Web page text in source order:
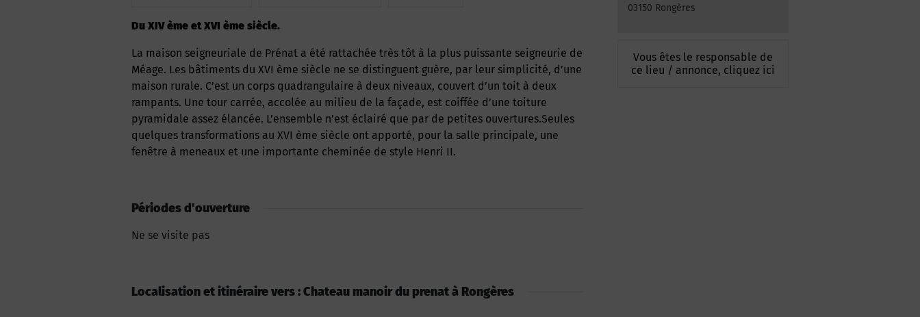
Du XIV ème et XVI ème siècle.
La maison seigneuriale de Prénat a été rattachée très tôt à la plus puissante seigneurie de
Méage. Les bâtiments du XVI ème siècle ne se distinguent guère, par leur simplicité, d’une
maison rurale. C’est un corps quadrangulaire à deux niveaux, couvert d’un toit à deux
rampants. Une tour carrée, accolée au milieu de la façade, est coiffée d’une toiture
pyramidale assez élancée. L’ensemble n’est éclairé que par de petites ouvertures.Seules
quelques transformations au XVI ème siècle ont apporté, pour la salle principale, une
fenêtre à meneaux et une importante cheminée de style Henri II.
03150 Rongères
Vous êtes le responsable de
ce lieu / annonce, cliquez ici
Périodes d'ouverture
Ne se visite pas
Localisation et itinéraire vers : Chateau manoir du prenat à Rongères